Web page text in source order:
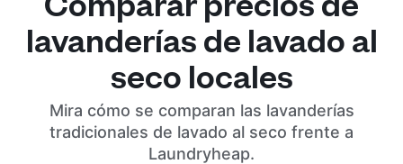
lavanderías de lavado al
seco locales
Mira cómo se comparan las lavanderías
tradicionales de lavado al seco frente a
Laundryheap.